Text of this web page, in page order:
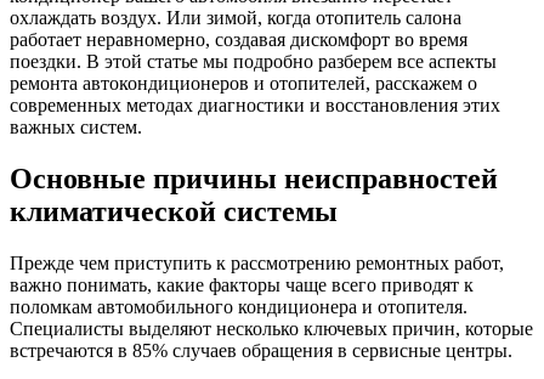
охлаждать воздух. Или зимой, когда отопитель салона
работает неравномерно, создавая дискомфорт во время
поездки. В этой статье мы подробно разберем все аспекты
ремонта автокондиционеров и отопителей, расскажем о
современных методах диагностики и восстановления этих
важных систем.
Основные причины неисправностей
климатической системы
Прежде чем приступить к рассмотрению ремонтных работ,
важно понимать, какие факторы чаще всего приводят к
поломкам автомобильного кондиционера и отопителя.
Специалисты выделяют несколько ключевых причин, которые
встречаются в 85% случаев обращения в сервисные центры.